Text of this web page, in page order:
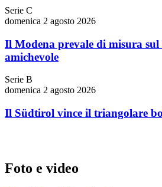
Serie C
domenica 2 agosto 2026
Il Modena prevale di misura
amichevole
Serie B
domenica 2 agosto 2026
Il Südtirol vince il triangolare
Foto e video